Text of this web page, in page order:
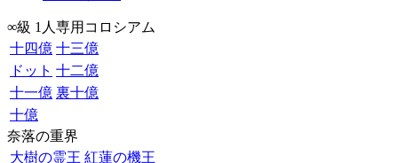
∞級 1人専用コロシアム
十四億 十三億
ドット 十二億
十一億 裏十億
十億
奈落の重界
大樹の霊王 紅蓮の機王